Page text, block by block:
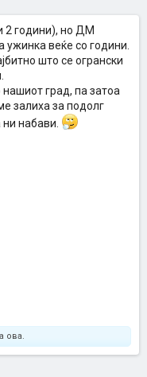
2 години), но ДМ
веќе со години.
што се огрански
град, па затоа
залиха за подолг
набави.
ова.